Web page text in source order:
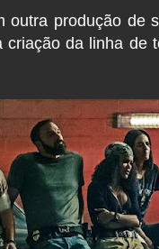
outra produção de
da linha de